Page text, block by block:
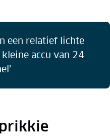
een relatief lichte
accu van 24